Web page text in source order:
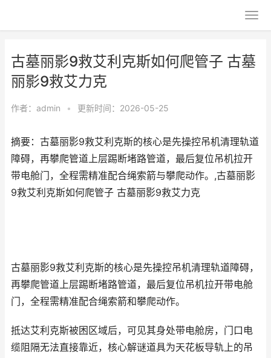
古墓丽影9救艾利克斯如何爬管子 古墓
丽影9救艾力克
作者： admin • 更新时间：2026-05-25
摘要：古墓丽影9救艾利克斯的核心是先操控吊机清理轨道
障碍，再攀爬管道上层踢断堵路管道，最后复位吊机拉开
带电舱门，全程需精准配合绳索箭与攀爬动作。,古墓丽影
9救艾利克斯如何爬管子 古墓丽影9救艾力克
古墓丽影9救艾利克斯的核心是先操控吊机清理轨道障碍，
再攀爬管道上层踢断堵路管道，最后复位吊机拉开带电舱
门，全程需精准配合绳索箭和攀爬动作。
抵达艾利克斯被困区域后，可见其身处带电舱房，门口电
缆阻隔无法直接靠近，核心解谜道具为天花板导轨上的吊